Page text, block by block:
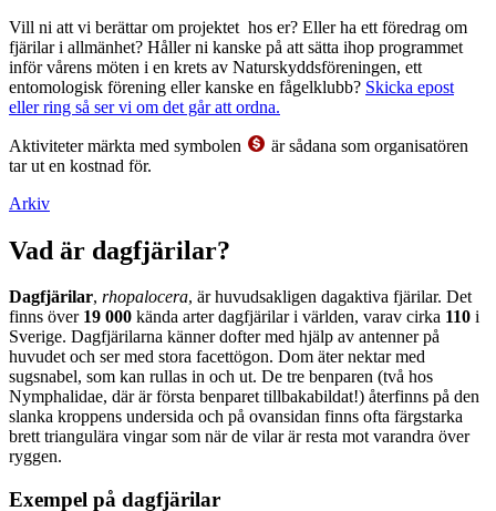
Vill ni att vi berättar om projektet hos er? Eller ha ett föredrag om
fjärilar i allmänhet? Håller ni kanske på att sätta ihop programmet
inför vårens möten i en krets av Naturskyddsföreningen, ett
entomologisk förening eller kanske en fågelklubb? Skicka epost
eller ring så ser vi om det går att ordna.
Aktiviteter märkta med symbolen
är sådana som organisatören
tar ut en kostnad för.
Arkiv
Vad är dagfjärilar?
Dagfjärilar, rhopalocera, är huvudsakligen dagaktiva fjärilar. Det
finns över 19 000 kända arter dagfjärilar i världen, varav cirka 110 i
Sverige. Dagfjärilarna känner dofter med hjälp av antenner på
huvudet och ser med stora facettögon. Dom äter nektar med
sugsnabel, som kan rullas in och ut. De tre benparen (två hos
Nymphalidae, där är första benparet tillbakabildat!) återfinns på den
slanka kroppens undersida och på ovansidan finns ofta färgstarka
brett triangulära vingar som när de vilar är resta mot varandra över
ryggen.
Exempel på dagfjärilar